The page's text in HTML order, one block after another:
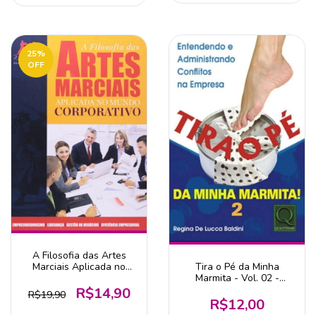
25%
OFF
A Filosofia das Artes
Marciais Aplicada no
R$19,90
R$14,90
Tira o Pé da Minha
Marmita - Vol. 02 -
R$12,00